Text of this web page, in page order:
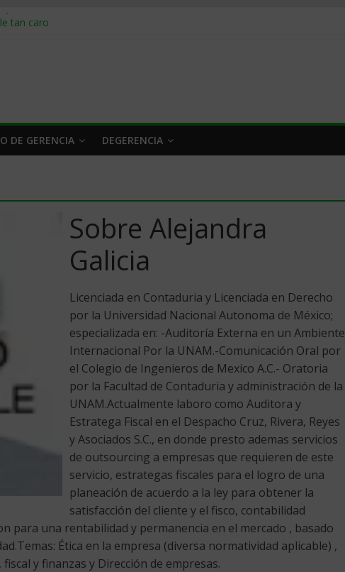
cobrar en 2026
qué hacer
y venderle
DE GERENCIA DEGERENCIA
Sobre Alejandra
Galicia
Licenciada en Contaduria y Licenciada en Derecho
por la Universidad Nacional Autonoma de México;
especializada en: -Auditoría Externa en un Ambiente
Internacional Por la UNAM.-Comunicación Oral por
el Colegio de Ingenieros de Mexico A.C.- Oratoria
por la Facultad de Contaduria y administración de la
UNAM.Actualmente laboro como Auditora y
Estratega Fiscal en el Despacho Cruz, Rivera, Reyes
y Asociados S.C., en donde presto ademas servicios
de outsourcing a empresas que requieren de este
servicio, estrategas fiscales para el logro de una
planeación de acuerdo a la ley para obtener la
satisfacción del cliente y el fisco, contabilidad
para una rentabilidad y permanencia en el mercado , basado
Ética en la empresa (diversa normatividad aplicable) ,
y finanzas y Dirección de empresas.